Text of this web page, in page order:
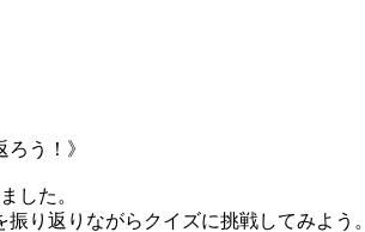
う！》
した。
り返りながらクイズに挑戦してみよう。